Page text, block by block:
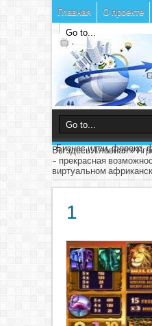
Главная О проекте
Бизнес идеи, форекс,
Вы здесь:Главная»
– прекрасная
виртуальном
1